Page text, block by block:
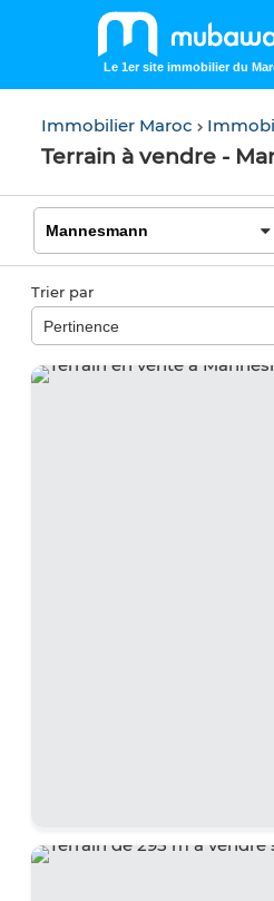
Le 1er site immobilier du
Immobilier Maroc
Terrain à vendre -
Trier par